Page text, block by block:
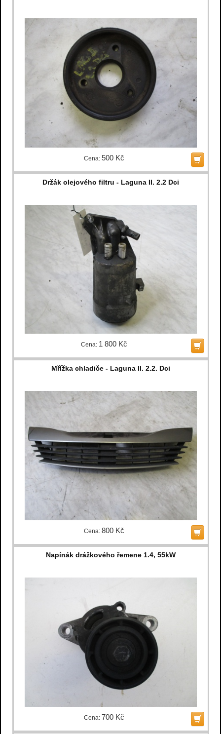
Cena: 500 Kč
Držák olejového filtru - Laguna II. 2.2 Dci
Cena: 1 800 Kč
Mřížka chladiče - Laguna II. 2.2. Dci
Cena: 800 Kč
Napínák drážkového řemene 1.4, 55kW
Cena: 700 Kč